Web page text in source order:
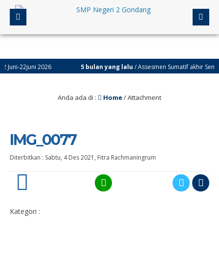
22juni 2026 5 bulan yang lalu/ Assesmen Sumatif akhir Semester
Anda ada di : Home/ Attachment
IMG_0077
Diterbitkan : Sabtu, 4 Des 2021 , Fitra Rachmaningrum
Kategori :